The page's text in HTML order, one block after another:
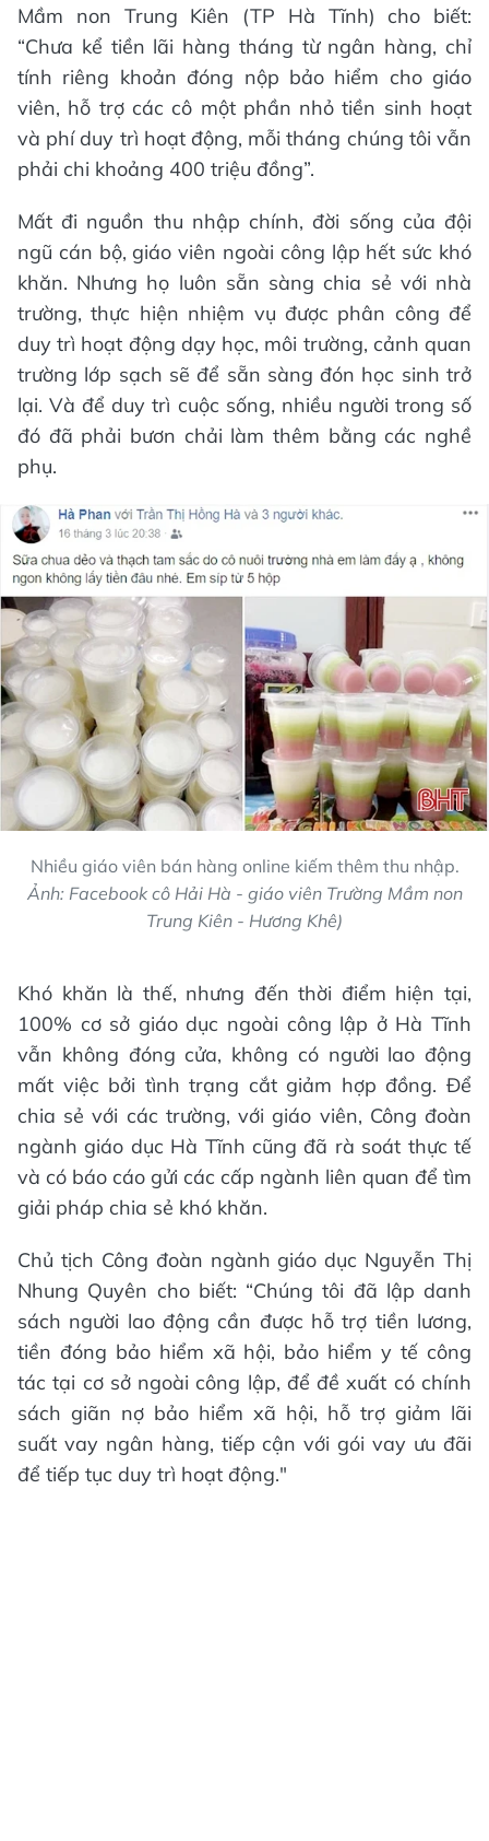
Mầm non Trung Kiên (TP Hà Tĩnh) cho biết:
“Chưa kể tiền lãi hàng tháng từ ngân hàng, chỉ
tính riêng khoản đóng nộp bảo hiểm cho giáo
viên, hỗ trợ các cô một phần nhỏ tiền sinh hoạt
và phí duy trì hoạt động, mỗi tháng chúng tôi vẫn
phải chi khoảng 400 triệu đồng”.
Mất đi nguồn thu nhập chính, đời sống của đội
ngũ cán bộ, giáo viên ngoài công lập hết sức khó
khăn. Nhưng họ luôn sẵn sàng chia sẻ với nhà
trường, thực hiện nhiệm vụ được phân công để
duy trì hoạt động dạy học, môi trường, cảnh quan
trường lớp sạch sẽ để sẵn sàng đón học sinh trở
lại. Và để duy trì cuộc sống, nhiều người trong số
đó đã phải bươn chải làm thêm bằng các nghề
phụ.
Nhiều giáo viên bán hàng online kiếm thêm thu nhập.
Ảnh: Facebook cô Hải Hà - giáo viên Trường Mầm non
Trung Kiên - Hương Khê)
Khó khăn là thế, nhưng đến thời điểm hiện tại,
100% cơ sở giáo dục ngoài công lập ở Hà Tĩnh
vẫn không đóng cửa, không có người lao động
mất việc bởi tình trạng cắt giảm hợp đồng. Để
chia sẻ với các trường, với giáo viên, Công đoàn
ngành giáo dục Hà Tĩnh cũng đã rà soát thực tế
và có báo cáo gửi các cấp ngành liên quan để tìm
giải pháp chia sẻ khó khăn.
Chủ tịch Công đoàn ngành giáo dục Nguyễn Thị
Nhung Quyên cho biết: “Chúng tôi đã lập danh
sách người lao động cần được hỗ trợ tiền lương,
tiền đóng bảo hiểm xã hội, bảo hiểm y tế công
tác tại cơ sở ngoài công lập, để đề xuất có chính
sách giãn nợ bảo hiểm xã hội, hỗ trợ giảm lãi
suất vay ngân hàng, tiếp cận với gói vay ưu đãi
để tiếp tục duy trì hoạt động."